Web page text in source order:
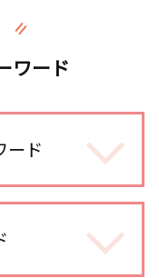
ワード
ード